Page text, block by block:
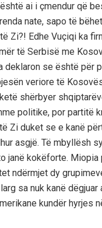
është ai i çmendur që
nate, sapo të
Zi?! Edhe Vuçiqi ka
të Serbisë me
deklaron se është për
veriore të
ketë shërbyer
politike, por partitë
Zi duket se e kanë
asgjë. Të mbyllësh
janë kokëforte.
ndërmjet dy
sa nuk kanë dëgjuar
kundër hyrjes